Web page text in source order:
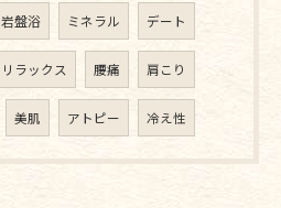
岩盤浴 ミネラル デート
リラックス 腰痛 肩こり
美肌 アトピー 冷え性